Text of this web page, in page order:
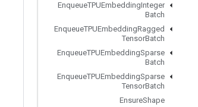
EnqueueTPUEmbeddingInteger
Batch
EnqueueTPUEmbeddingRagged
TensorBatch
EnqueueTPUEmbeddingSparse
Batch
EnqueueTPUEmbeddingSparse
TensorBatch
EnsureShape